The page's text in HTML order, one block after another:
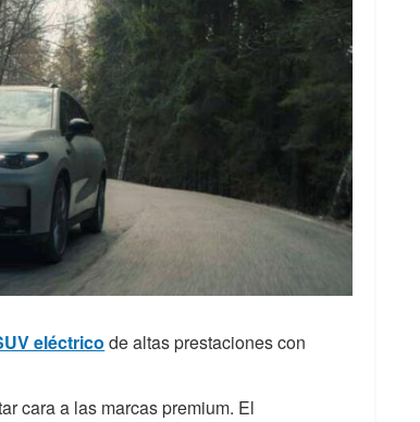
eléctrico de altas prestaciones con
cara a las marcas premium. El